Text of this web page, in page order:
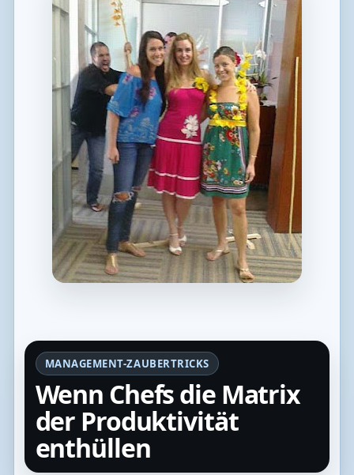
MANAGEMENT-ZAUBERTRICKS
Wenn Chefs die Matrix
der Produktivität
enthüllen